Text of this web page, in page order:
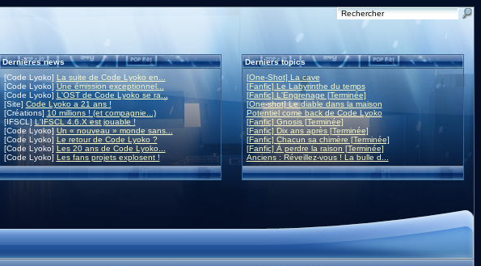
Dernières news
[Code Lyoko] La suite de Code Lyoko en...
[Code Lyoko]Une émission exceptionnel...
[Code Lyoko] L'OST de Code Lyoko se ra...
[Site] Code Lyoko a 21 ans !
[Créations] 10 millions ! (et compagnie...)
[IFSCL]L'IFSCL 4.6.X est jouable !
[Code Lyoko] Un « nouveau » monde sans...
[Code Lyoko] Le retour de Code Lyoko ?
[Code Lyoko] Les 20 ans de Code Lyoko...
[Code Lyoko] Les fans projets explosent !
Derniers topics
[One-Shot] La cave
[Fanfic] Le Labyrinthe du temps
[Fanfic] L'Engrenage [Terminée]
[One-shot] Le diable dans la maison
Potentiel come back de Code Lyoko
[Fanfic] Gnosis [Terminée]
[Fanfic] Dix ans après [Terminée]
[Fanfic] Chacun sa chimère [Terminée]
[Fanfic] À perdre la raison [Terminée]
Anciens : Réveillez-vous ! La bulle d...